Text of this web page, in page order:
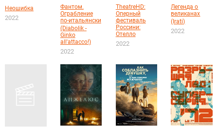
Неошибка
2022
Фантом.
Ограбление
по-итальянски
(Diabolik -
Ginko
all'attacco!)
2022
TheatreHD:
Оперный
фестиваль
Россини:
Отелло
2022
Легенда о
великанах
(Irati)
2022